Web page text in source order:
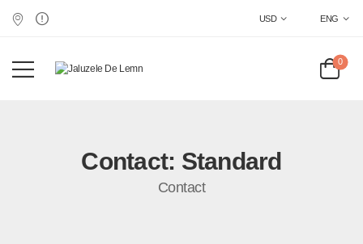
USD ENG
0
Contact: Standard
Contact